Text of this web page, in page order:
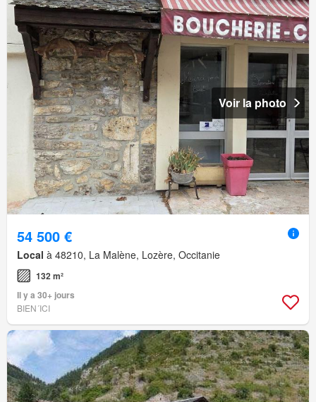
Voir la photo
54 500 €
Local à 48210, La Malène, Lozère, Occitanie
132 m²
Il y a 30+ jours
BIEN´ICI